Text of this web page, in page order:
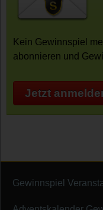
Kein Gewinnspiel
abonnieren und
Jetzt
Gewinnspiel